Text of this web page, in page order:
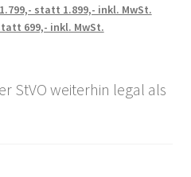
statt 1.899,- inkl. MwSt.
699,- inkl. MwSt.
StVO weiterhin legal als